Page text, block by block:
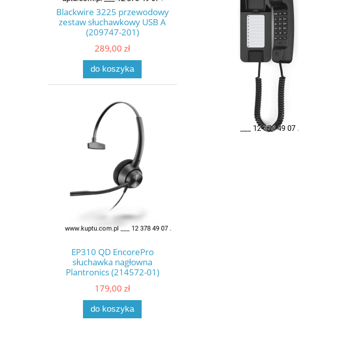
Blackwire 3225 przewodowy
zestaw słuchawkowy USB A
(209747-201)
289,00 zł
do koszyka
EP310 QD EncorePro
słuchawka nagłowna
Plantronics (214572-01)
179,00 zł
do koszyka